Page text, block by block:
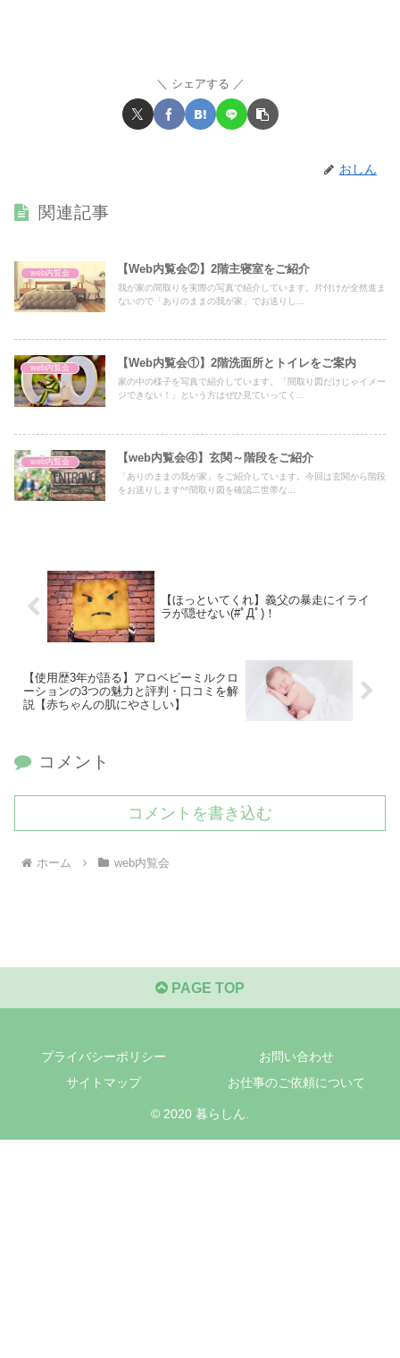
シェアする
おしん
関連記事
web内覧会 【Web内覧会②】2階主寝室をご紹介
我が家の間取りを実際の写真で紹介しています。片付けが全然進ま
ないので「ありのままの我が家」でお送りし...
web内覧会 【Web内覧会①】2階洗面所とトイレをご案内
家の中の様子を写真で紹介しています。「間取り図だけじゃイメー
ジできない！」という方はぜひ見ていってく...
web内覧会 【web内覧会④】玄関～階段をご紹介
「ありのままの我が家」をご紹介しています。今回は玄関から階段
をお送りします^^間取り図を確認二世帯な...
【ほっといてくれ】義父の暴走にイライ
ラが隠せない(#ﾟДﾟ)！
【使用歴3年が語る】アロベビーミルクロ
ーションの3つの魅力と評判・口コミを解
説【赤ちゃんの肌にやさしい】
コメント
コメントを書き込む
ホーム web内覧会
PAGE TOP
プライバシーポリシー
お問い合わせ
サイトマップ
お仕事のご依頼について
© 2020 暮らしん.